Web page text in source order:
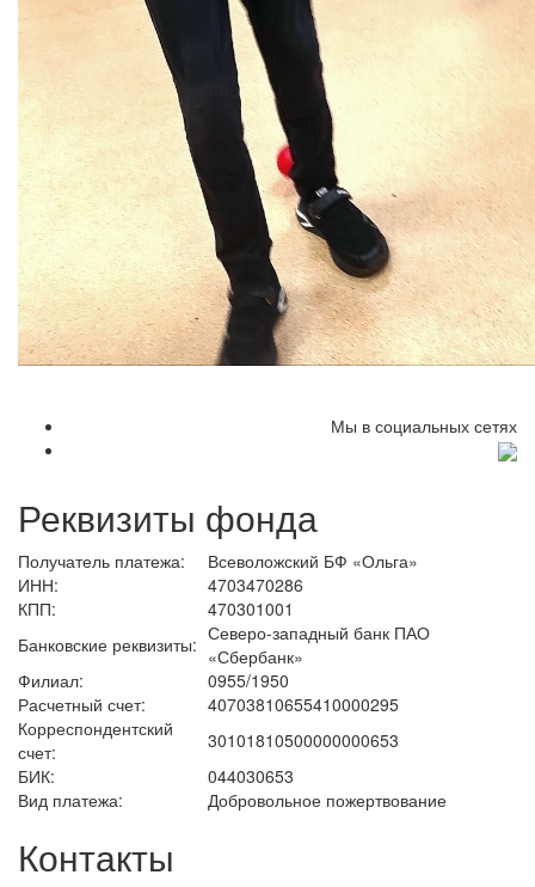
Мы в социальных сетях
Реквизиты фонда
Получатель платежа:
Всеволожский БФ «Ольга»
ИНН:
4703470286
КПП:
470301001
Банковские реквизиты: Северо-западный банк ПАО
«Сбербанк»
Филиал:
0955/1950
Расчетный счет:
40703810655410000295
Корреспондентский
счет:
30101810500000000653
БИК:
044030653
Вид платежа:
Добровольное пожертвование
Контакты